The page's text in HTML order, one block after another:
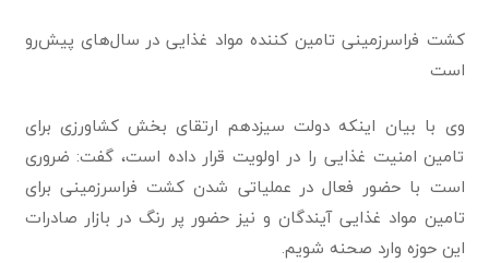
کشت فرا‌سرزمینی تامین کننده مواد غذایی در سال‌های پیش‌رو
است
وی با بیان اینکه دولت سیزدهم ارتقای بخش کشاورزی برای
تامین امنیت غذایی را در اولویت قرار داده است، گفت: ضروری
است با حضور فعال در عملیاتی شدن کشت فراسرزمینی برای
تامین مواد غذایی آیندگان و نیز حضور پر رنگ در بازار صادرات
این حوزه وارد صحنه شویم.